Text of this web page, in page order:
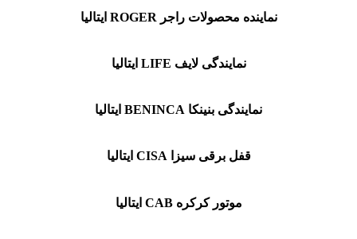
نماینده محصولات راجر ROGER ایتالیا
نمایندگی لایف LIFE ایتالیا
نمایندگی بنینکا BENINCA ایتالیا
قفل برقی سیزا CISA ایتالیا
موتور کرکره CAB ایتالیا